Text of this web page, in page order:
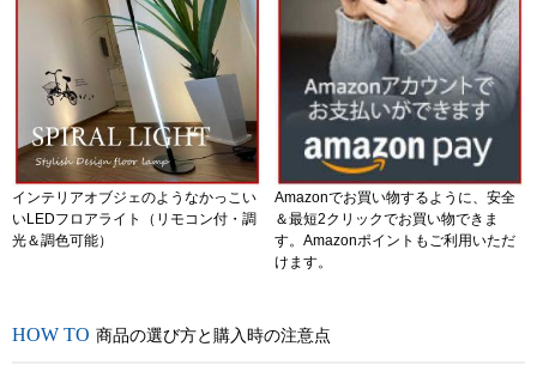
インテリアオブジェのようなかっこい
いLEDフロアライト（リモコン付・調
光＆調色可能）
Amazonでお買い物するように、安全
＆最短2クリックでお買い物できま
す。Amazonポイントもご利用いただ
けます。
商品の選び方と購入時の注意点